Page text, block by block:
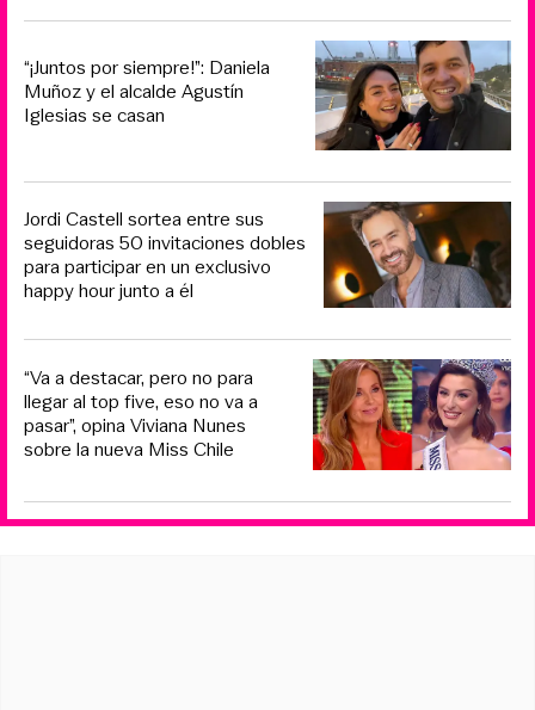
“¡Juntos por siempre!”: Daniela
Muñoz y el alcalde Agustín
Iglesias se casan
Jordi Castell sortea entre sus
seguidoras 50 invitaciones dobles
para participar en un exclusivo
happy hour junto a él
“Va a destacar, pero no para
llegar al top five, eso no va a
pasar”, opina Viviana Nunes
sobre la nueva Miss Chile